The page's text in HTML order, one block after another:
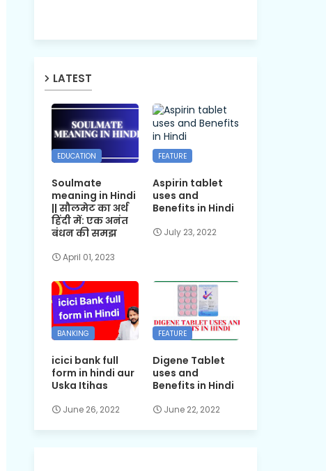
LATEST
EDUCATION
Soulmate
meaning in Hindi
|| सौलमेट का अर्थ
हिंदी में: एक अनंत
बंधन की समझ
April 01, 2023
FEATURE
Aspirin tablet
uses and
Benefits in Hindi
July 23, 2022
BANKING
icici bank full
form in hindi aur
Uska Itihas
June 26, 2022
FEATURE
Digene Tablet
uses and
Benefits in Hindi
June 22, 2022